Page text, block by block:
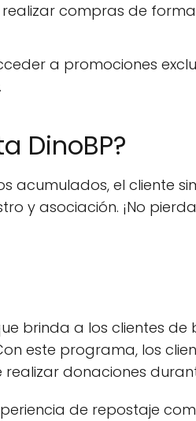
compras de
a promociones
DinoBP?
acumulados, el cliente
y asociación. ¡No
brinda a los clientes
este programa, los
realizar donaciones
de repostaje